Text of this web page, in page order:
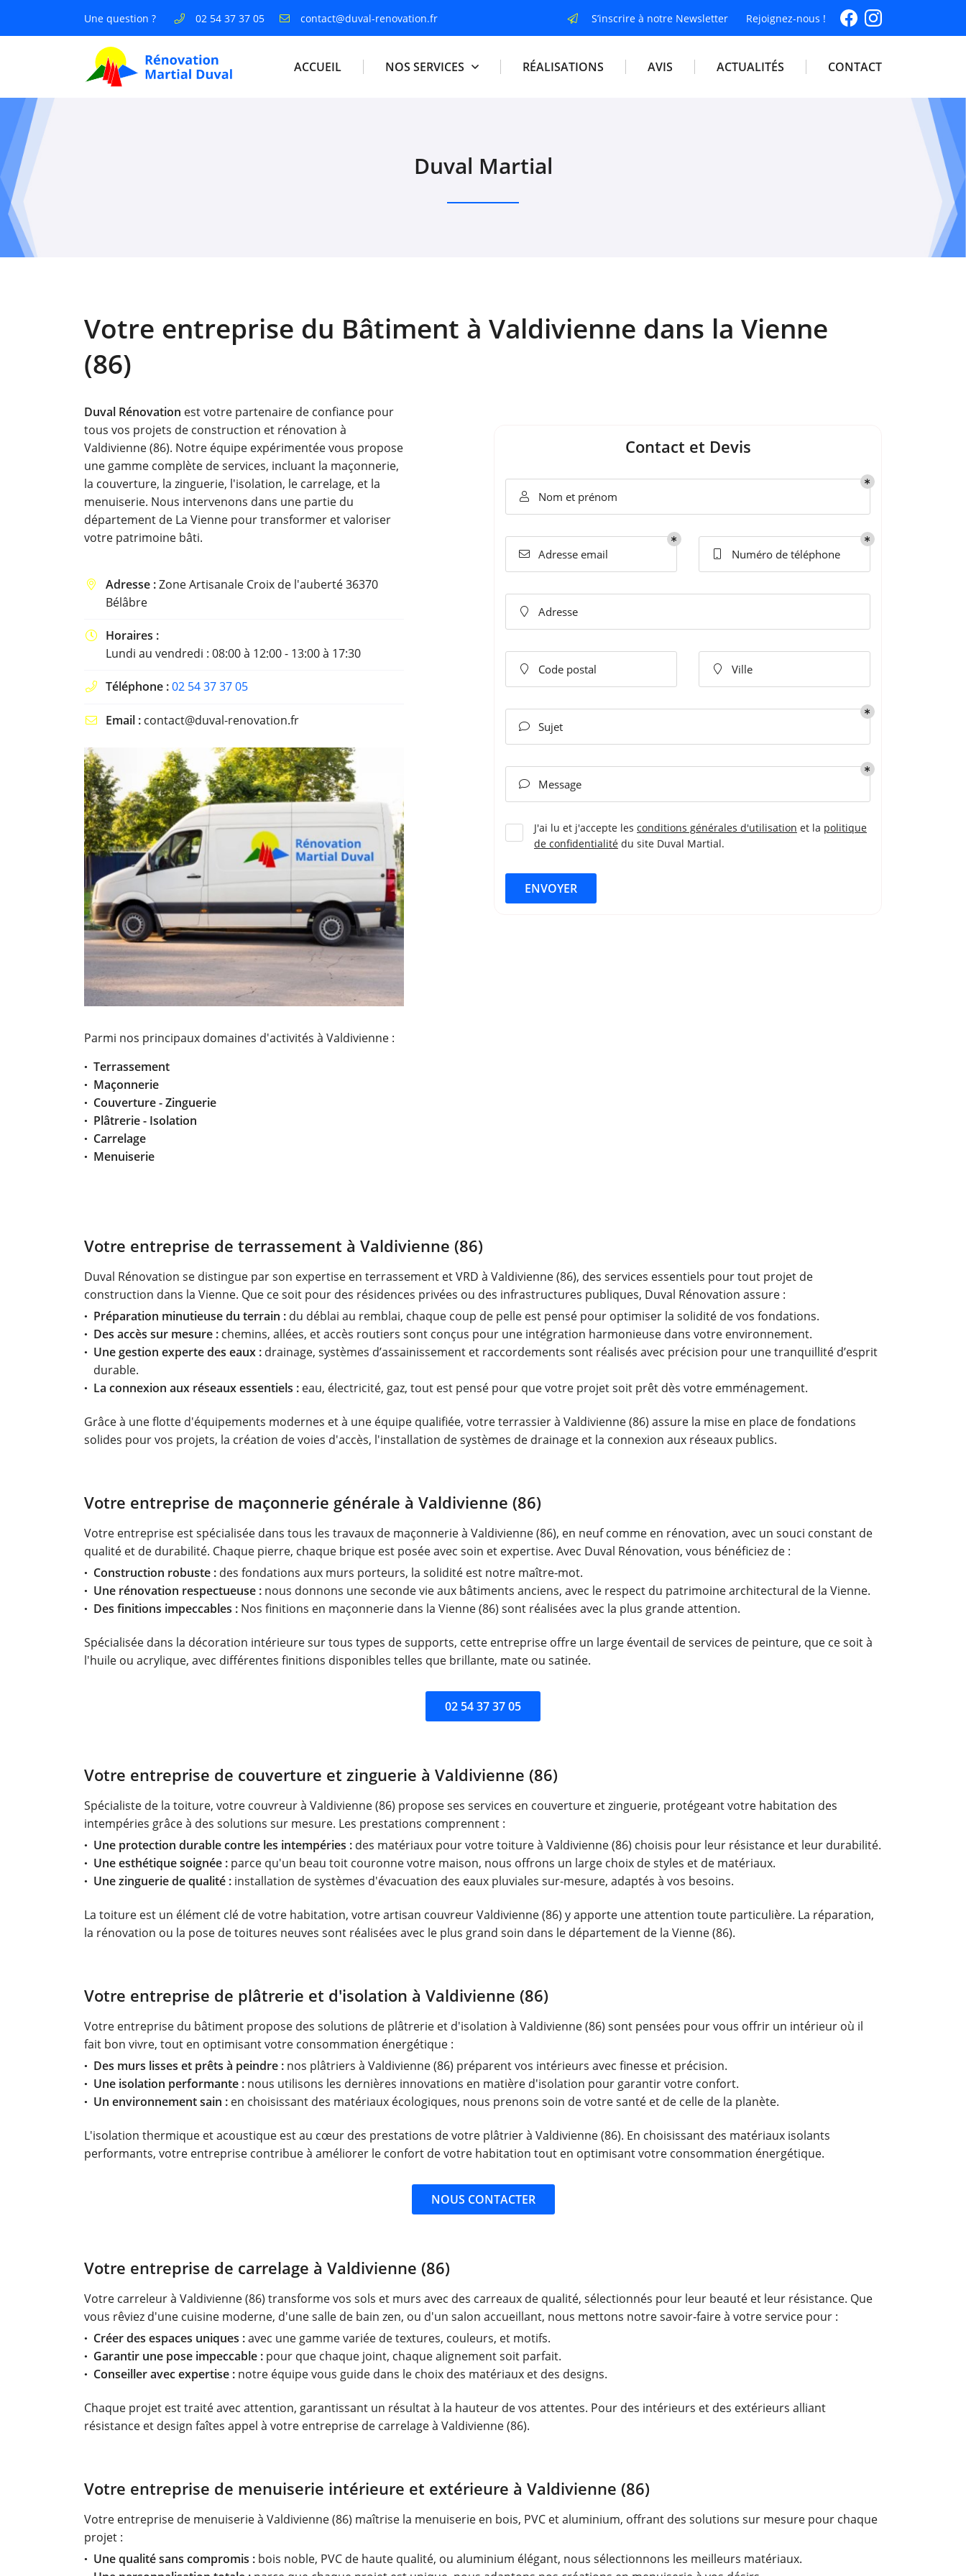
Une question ? 02 54 37 37 05 S’inscrire à notre Newsletter Rejoignez-nous !
ACCUEIL NOS SERVICES RÉALISATIONS AVIS ACTUALITÉS CONTACT
Zone Artisanale Croix de l'auberté,
36370 Bélâbre
02 54 37 37 05
Recopier le code ci-contre
Rafraîchir le captcha
l'adresse email indiqué ci-dessus. Vous pouvez vous désinscrire à tout moment en
le formulaire de désinscription
INSCRIPTION
Duval Martial
Votre entreprise du Bâtiment à Valdivienne dans la Vienne
(86)
Duval Rénovation est votre partenaire de confiance pour
tous vos projets de construction et rénovation à
Valdivienne (86). Notre équipe expérimentée vous propose
une gamme complète de services, incluant la maçonnerie,
la couverture, la zinguerie, l'isolation, le carrelage, et la
menuiserie. Nous intervenons dans une partie du
département de La Vienne pour transformer et valoriser
votre patrimoine bâti.
 Adresse :Zone Artisanale Croix de l'auberté 36370
Bélâbre

Horaires :
Lundi au vendredi : 08:00 à 12:00 - 13:00 à 17:30
 Téléphone :02 54 37 37 05
 Email : contact@duval-renovation.fr
Parmi nos principaux domaines d'activités à Valdivienne :
Terrassement
Maçonnerie
Couverture - Zinguerie
Plâtrerie - Isolation
Carrelage
Menuiserie
Contact et Devis
 Nom et prénom
 Adresse email Numéro de téléphone
 Adresse
 Code postal  Ville
 Sujet
 Message
J'ai lu et j'accepte les conditions générales d'utilisation et la politique
de confidentialité du site Duval Martial.
ENVOYER
Votre entreprise de terrassement à Valdivienne (86)
Duval Rénovation se distingue par son expertise en terrassement et VRD à Valdivienne (86), des services essentiels pour tout projet de
construction dans la Vienne. Que ce soit pour des résidences privées ou des infrastructures publiques, Duval Rénovation assure :
Préparation minutieuse du terrain : du déblai au remblai, chaque coup de pelle est pensé pour optimiser la solidité de vos fondations.
Des accès sur mesure : chemins, allées, et accès routiers sont conçus pour une intégration harmonieuse dans votre environnement.
Une gestion experte des eaux : drainage, systèmes d’assainissement et raccordements sont réalisés avec précision pour une tranquillité d’esprit
durable.
La connexion aux réseaux essentiels : eau, électricité, gaz, tout est pensé pour que votre projet soit prêt dès votre emménagement.
Grâce à une flotte d'équipements modernes et à une équipe qualifiée, votre terrassier à Valdivienne (86) assure la mise en place de fondations
solides pour vos projets, la création de voies d'accès, l'installation de systèmes de drainage et la connexion aux réseaux publics.
Votre entreprise de maçonnerie générale à Valdivienne (86)
Votre entreprise est spécialisée dans tous les travaux de maçonnerie à Valdivienne (86), en neuf comme en rénovation, avec un souci constant de
qualité et de durabilité. Chaque pierre, chaque brique est posée avec soin et expertise. Avec Duval Rénovation, vous bénéficiez de :
Construction robuste : des fondations aux murs porteurs, la solidité est notre maître-mot.
Une rénovation respectueuse : nous donnons une seconde vie aux bâtiments anciens, avec le respect du patrimoine architectural de la Vienne.
Des finitions impeccables : Nos finitions en maçonnerie dans la Vienne (86) sont réalisées avec la plus grande attention.
Spécialisée dans la décoration intérieure sur tous types de supports, cette entreprise offre un large éventail de services de peinture, que ce soit à
l'huile ou acrylique, avec différentes finitions disponibles telles que brillante, mate ou satinée.
02 54 37 37 05
Votre entreprise de couverture et zinguerie à Valdivienne (86)
Spécialiste de la toiture, votre couvreur à Valdivienne (86) propose ses services en couverture et zinguerie, protégeant votre habitation des
intempéries grâce à des solutions sur mesure. Les prestations comprennent :
Une protection durable contre les intempéries : des matériaux pour votre toiture à Valdivienne (86) choisis pour leur résistance et leur durabilité.
Une esthétique soignée : parce qu'un beau toit couronne votre maison, nous offrons un large choix de styles et de matériaux.
Une zinguerie de qualité : installation de systèmes d'évacuation des eaux pluviales sur-mesure, adaptés à vos besoins.
La toiture est un élément clé de votre habitation, votre artisan couvreur Valdivienne (86) y apporte une attention toute particulière. La réparation,
la rénovation ou la pose de toitures neuves sont réalisées avec le plus grand soin dans le département de la Vienne (86).
Votre entreprise de plâtrerie et d'isolation à Valdivienne (86)
Votre entreprise du bâtiment propose des solutions de plâtrerie et d'isolation à Valdivienne (86) sont pensées pour vous offrir un intérieur où il
fait bon vivre, tout en optimisant votre consommation énergétique :
Des murs lisses et prêts à peindre : nos plâtriers à Valdivienne (86) préparent vos intérieurs avec finesse et précision.
Une isolation performante : nous utilisons les dernières innovations en matière d'isolation pour garantir votre confort.
Un environnement sain : en choisissant des matériaux écologiques, nous prenons soin de votre santé et de celle de la planète.
L'isolation thermique et acoustique est au cœur des prestations de votre plâtrier à Valdivienne (86). En choisissant des matériaux isolants
performants, votre entreprise contribue à améliorer le confort de votre habitation tout en optimisant votre consommation énergétique.
NOUS CONTACTER
Votre entreprise de carrelage à Valdivienne (86)
Votre carreleur à Valdivienne (86) transforme vos sols et murs avec des carreaux de qualité, sélectionnés pour leur beauté et leur résistance. Que
vous rêviez d'une cuisine moderne, d'une salle de bain zen, ou d'un salon accueillant, nous mettons notre savoir-faire à votre service pour :
Créer des espaces uniques :avec une gamme variée de textures, couleurs, et motifs.
Garantir une pose impeccable : pour que chaque joint, chaque alignement soit parfait.
Conseiller avec expertise : notre équipe vous guide dans le choix des matériaux et des designs.
Chaque projet est traité avec attention, garantissant un résultat à la hauteur de vos attentes. Pour des intérieurs et des extérieurs alliant
résistance et design faîtes appel à votre entreprise de carrelage à Valdivienne (86).
Votre entreprise de menuiserie intérieure et extérieure à Valdivienne (86)
Votre entreprise de menuiserie à Valdivienne (86) maîtrise la menuiserie en bois, PVC et aluminium, offrant des solutions sur mesure pour chaque
projet :
Une qualité sans compromis : bois noble, PVC de haute qualité, ou aluminium élégant, nous sélectionnons les meilleurs matériaux.